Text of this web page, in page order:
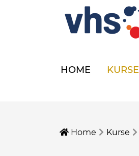
HOME KURSE
Home Kurse